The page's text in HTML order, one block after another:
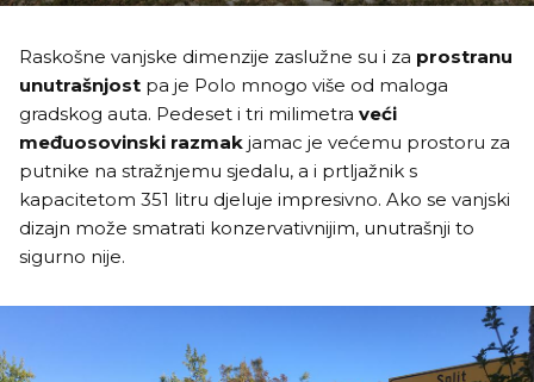
Raskošne vanjske dimenzije zaslužne su i za prostranu
unutrašnjost pa je Polo mnogo više od maloga
gradskog auta. Pedeset i tri milimetra veći
međuosovinski razmak jamac je većemu prostoru za
putnike na stražnjemu sjedalu, a i prtljažnik s
kapacitetom 351 litru djeluje impresivno. Ako se vanjski
dizajn može smatrati konzervativnijim, unutrašnji to
sigurno nije.